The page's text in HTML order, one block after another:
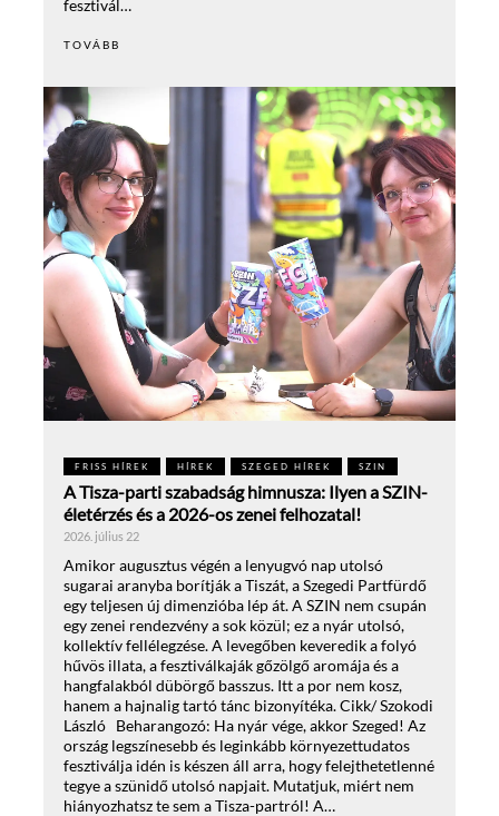
fesztivál…
TOVÁBB
FRISS HÍREK HÍREK SZEGED HÍREK SZIN
A Tisza-parti szabadság himnusza: Ilyen a SZIN-
életérzés és a 2026-os zenei felhozatal!
2026. július 22
Amikor augusztus végén a lenyugvó nap utolsó
sugarai aranyba borítják a Tiszát, a Szegedi Partfürdő
egy teljesen új dimenzióba lép át. A SZIN nem csupán
egy zenei rendezvény a sok közül; ez a nyár utolsó,
kollektív fellélegzése. A levegőben keveredik a folyó
hűvös illata, a fesztiválkaják gőzölgő aromája és a
hangfalakból dübörgő basszus. Itt a por nem kosz,
hanem a hajnalig tartó tánc bizonyítéka. Cikk/ Szokodi
László Beharangozó: Ha nyár vége, akkor Szeged! Az
ország legszínesebb és leginkább környezettudatos
fesztiválja idén is készen áll arra, hogy felejthetetlenné
tegye a szünidő utolsó napjait. Mutatjuk, miért nem
hiányozhatsz te sem a Tisza-partról! A…